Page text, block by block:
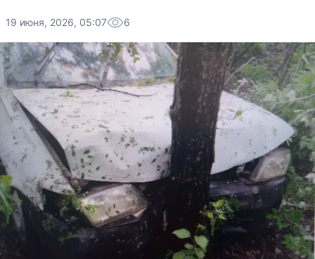
19 июня, 2026, 05:07 6